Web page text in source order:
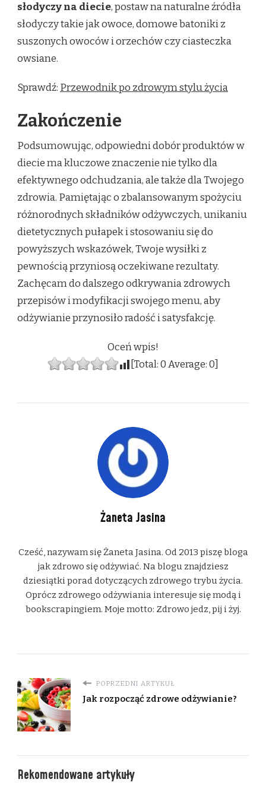
słodyczy na diecie, postaw na naturalne źródła
słodyczy takie jak owoce, domowe batoniki z
suszonych owoców i orzechów czy ciasteczka
owsiane.
Sprawdź: Przewodnik po zdrowym stylu życia
Zakończenie
Podsumowując, odpowiedni dobór produktów w
diecie ma kluczowe znaczenie nie tylko dla
efektywnego odchudzania, ale także dla Twojego
zdrowia. Pamiętając o zbalansowanym spożyciu
różnorodnych składników odżywczych, unikaniu
dietetycznych pułapek i stosowaniu się do
powyższych wskazówek, Twoje wysiłki z
pewnością przyniosą oczekiwane rezultaty.
Zachęcam do dalszego odkrywania zdrowych
przepisów i modyfikacji swojego menu, aby
odżywianie przynosiło radość i satysfakcję.
Oceń wpis!
[Total:0Average:0]
Żaneta Jasina
Cześć, nazywam się Żaneta Jasina. Od 2013 piszę bloga
jak zdrowo się odżywiać. Na blogu znajdziesz
dziesiątki porad dotyczących zdrowego trybu życia.
Oprócz zdrowego odżywiania interesuje się modą i
bookscrapingiem. Moje motto: Zdrowo jedz, pij i żyj.
POPRZEDNI ARTYKUŁ
Jak rozpocząć zdrowe odżywianie?
Rekomendowane artykuły